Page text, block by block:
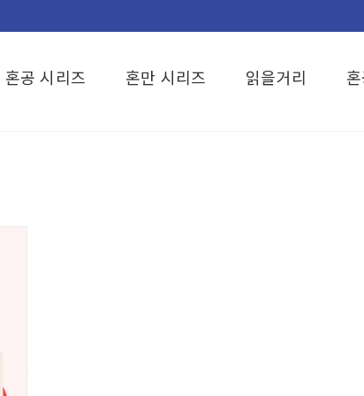
혼공 시리즈 혼만 시리즈 읽을거리